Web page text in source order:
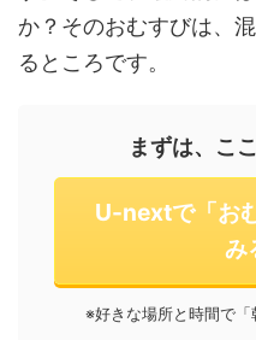
か？そのおむすびは、
るところです。
まずは、こ
U-nextで「お
み
※好きな場所と時間で